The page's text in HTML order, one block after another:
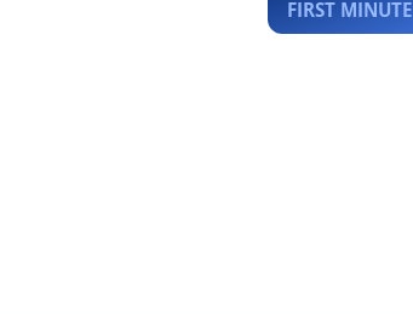
FIRST MINUTE